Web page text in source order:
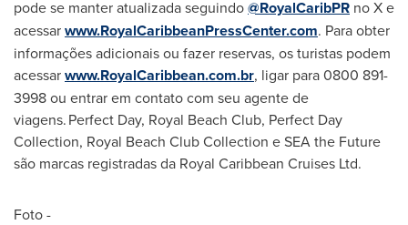
pode se manter atualizada seguindo@RoyalCaribPR no X e
acessarwww.RoyalCaribbeanPressCenter.com. Para obter
informações adicionais ou fazer reservas, os turistas podem
acessarwww.RoyalCaribbean.com.br, ligar para 0800 891-
3998 ou entrar em contato com seu agente de
viagens. Perfect Day, Royal Beach Club, Perfect Day
Collection, Royal Beach Club Collection e SEA the Future
são marcas registradas da Royal Caribbean Cruises Ltd.
Foto -